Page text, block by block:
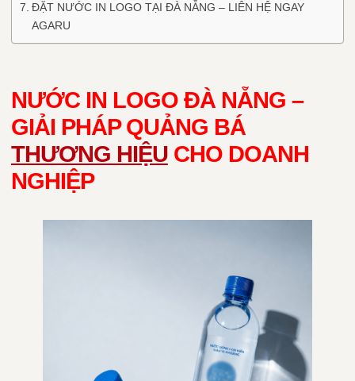
ĐẶT NƯỚC IN LOGO TẠI ĐÀ NẴNG – LIÊN HỆ NGAY
AGARU
NƯỚC IN LOGO ĐÀ NẴNG –
GIẢI PHÁP QUẢNG BÁ
THƯƠNG HIỆUCHO DOANH
NGHIỆP